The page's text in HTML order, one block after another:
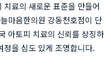
료의 새로운 표준을 만들어
마음한의원 강동천호점이 단
아토피 치료의 신뢰를 상징하
을 심도 있게 조명합니다.